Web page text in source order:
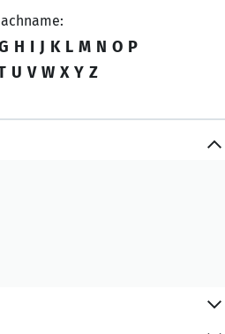
H I J K L M N O P
U V W X Y Z